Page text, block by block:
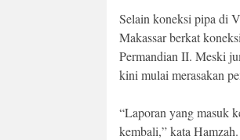
Selain koneksi pipa di
Makassar berkat
Permandian II. Meski
kini mulai merasakan
“Laporan yang masuk
kembali,” kata Hamzah.